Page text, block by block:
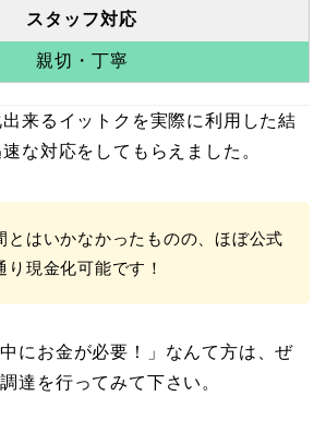
スタッフ対応
親切・丁寧
来るイットクを実際に利用した結
な対応をしてもらえました。
とはいかなかったものの、ほぼ公式
り現金化可能です！
中にお金が必要！」なんて方は、ぜ
達を行ってみて下さい。